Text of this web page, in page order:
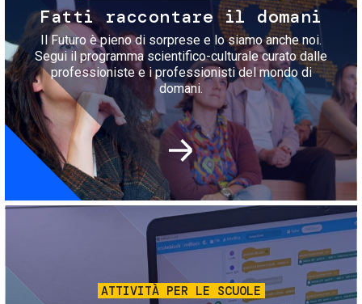
Fatti raccontare il domani
Il Futuro è pieno di sorprese e lo siamo anche noi.
Segui il programma scientifico-culturale curato dalle
professioniste e i professionisti del mondo di
domani.
Immagine
ATTIVITÀ PER LE SCUOLE